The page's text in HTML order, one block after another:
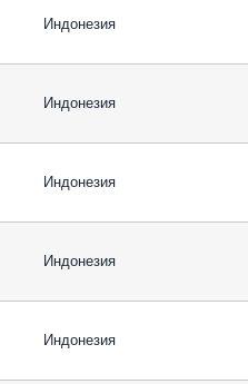
Индонезия
Индонезия
Индонезия
Индонезия
Индонезия